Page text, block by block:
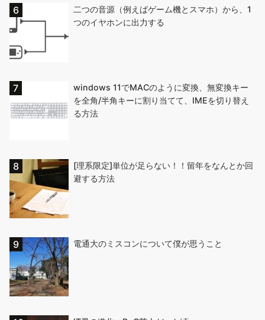
二つの音源（例えばゲーム機とスマホ）から、1
つのイヤホンに出力する
windows 11でMACのように変換、無変換キー
を全角/半角キーに割り当てて、IMEを切り替え
る方法
[理系限定]単位が足らない！！留年をなんとか回
避する方法
電通大のミスコンについて僕が思うこと